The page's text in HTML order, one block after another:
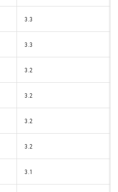
3.3
3.3
3.2
3.2
3.2
3.2
3.1